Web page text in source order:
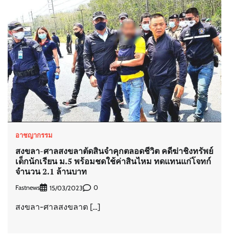
อาชญากรรม
สงขลา-ศาลสงขลาตัดสินจำคุกตลอดชีวิต คดีฆ่าชิงทรัพย์
เด็กนักเรียน ม.5 พร้อมชดใช้ค่าสินไหม ทดแทนแก่โจทก์
จำนวน 2.1 ล้านบาท
Fastnews 15/03/2023 0
สงขลา-ศาลสงขลาต […]